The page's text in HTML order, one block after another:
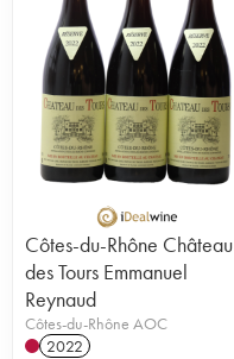
Côtes-du-Rhône Château
des Tours Emmanuel
Reynaud
Côtes-du-Rhône AOC
2022